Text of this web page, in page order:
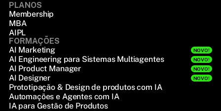
PLANOS
Membership
MBA
AIPL
FORMAÇÕES
AI Marketing
NOVO!
AI Engineering para Sistemas Multiagentes NOVO!
AI Product Manager NOVO!
AI Designer NOVO!
Prototipação & Design de produtos com IA
Automações e Agentes com IA
IA para Gestão de Produtos